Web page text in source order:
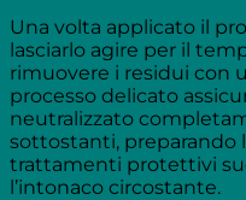
Una volta applicato il
lasciarlo agire per il
rimuovere i residui con
processo delicato
neutralizzato
sottostanti, preparando
trattamenti protettivi
l’intonaco circostante.